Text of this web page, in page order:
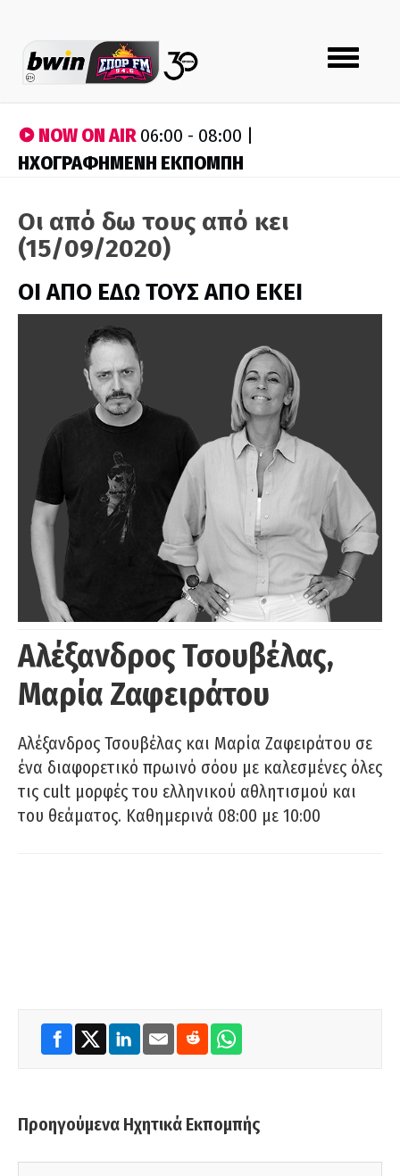
Toggle
navigation
NOW ON AIR06:00 - 08:00 |
ΗΧΟΓΡΑΦΗΜΕΝΗ ΕΚΠΟΜΠΗ
Οι από δω τους από κει
(15/09/2020)
ΟΙ ΑΠΟ ΕΔΩ ΤΟΥΣ ΑΠΟ ΕΚΕΙ
Αλέξανδρος Τσουβέλας,
Μαρία Ζαφειράτου
Αλέξανδρος Τσουβέλας και Μαρία Ζαφειράτου σε
ένα διαφορετικό πρωινό σόου με καλεσμένες όλες
τις cult μορφές του ελληνικού αθλητισμού και
του θεάματος. Καθημερινά 08:00 με 10:00
Προηγούμενα Ηχητικά Εκπομπής